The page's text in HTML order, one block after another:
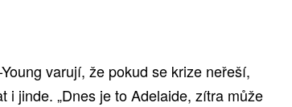
varují, že pokud se krize neřeší,
i jinde. „Dnes je to Adelaide, zítra může